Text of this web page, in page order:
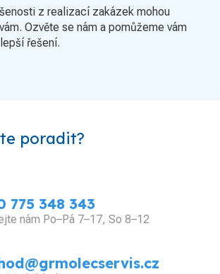
z realizací zakázek mohou
Ozvěte se nám a pomůžeme vám
řešení.
poradit?
775 348 343
nám Po–Pá 7–17, So 8–12